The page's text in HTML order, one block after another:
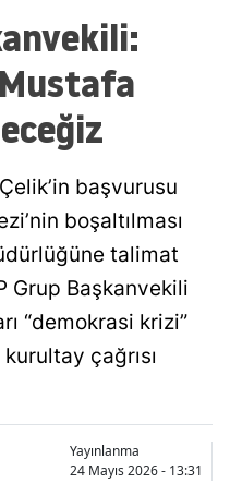
başvurusu
boşaltılması
talimat
Grup Başkanvekili
“demokrasi krizi”
çağrısı
Yayınlanma
24 Mayıs 2026 - 13:31